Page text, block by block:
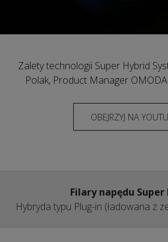
Zalety technologii Super Hybrid
Polak, Product Manager OMODA
OBEJRZYJ NA
Filary napędu Super
Hybryda typu Plug-in (ładowana z